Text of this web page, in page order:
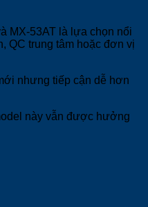
MX-53AT là lựa chọn nổi
QC trung tâm hoặc đơn vị
nhưng tiếp cận dễ hơn
này vẫn được hưởng